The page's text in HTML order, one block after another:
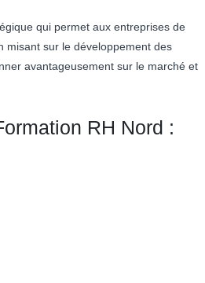
qui permet aux entreprises de
misant sur le développement des
avantageusement sur le marché et
RH Nord :